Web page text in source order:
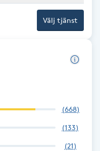
Välj tjänst
(668)
(133)
(21)